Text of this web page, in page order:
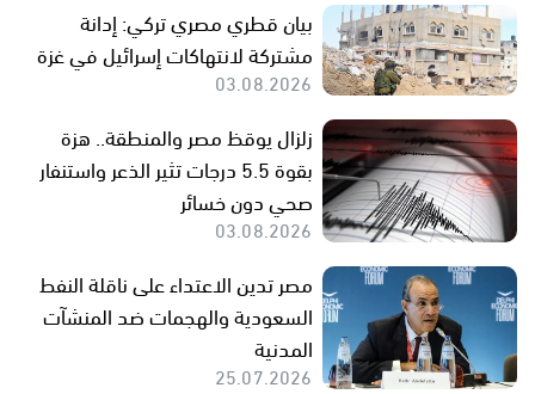
بيان قطري مصري تركي: إدانة
مشتركة لانتهاكات إسرائيل في غزة
03.08.2026
زلزال يوقظ مصر والمنطقة.. هزة
بقوة 5.5 درجات تثير الذعر واستنفار
صحي دون خسائر
03.08.2026
مصر تدين الاعتداء على ناقلة النفط
السعودية والهجمات ضد المنشآت
المدنية
25.07.2026